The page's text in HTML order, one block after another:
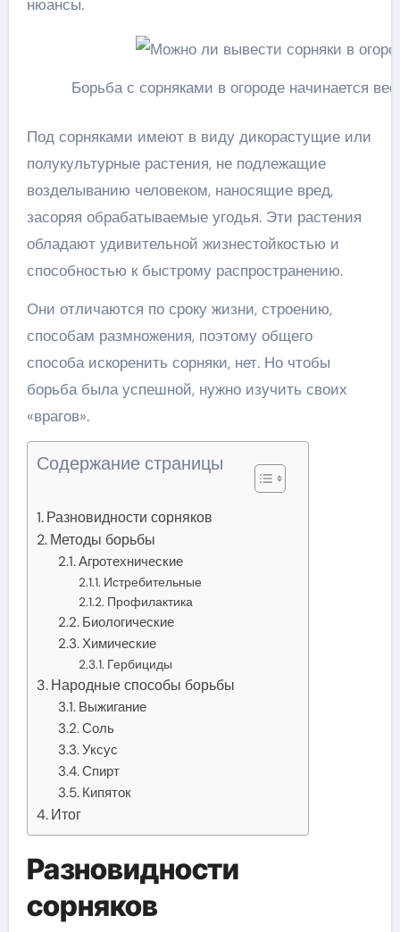
нюансы.
Борьба с сорняками в огороде начинается
Под сорняками имеют в виду дикорастущие или
полукультурные растения, не подлежащие
возделыванию человеком, наносящие вред,
засоряя обрабатываемые угодья. Эти растения
обладают удивительной жизнестойкостью и
способностью к быстрому распространению.
Они отличаются по сроку жизни, строению,
способам размножения, поэтому общего
способа искоренить сорняки, нет. Но чтобы
борьба была успешной, нужно изучить своих
«врагов».
Содержание страницы
Разновидности сорняков
Методы борьбы
Агротехнические
Истребительные
Профилактика
Биологические
Химические
Гербициды
Народные способы борьбы
Выжигание
Соль
Уксус
Спирт
Кипяток
Итог
Разновидности
сорняков